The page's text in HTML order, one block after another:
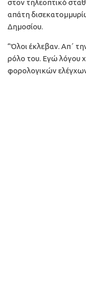
στον τηλεοπτικό
απάτη
Δημοσίου.
“Όλοι έκλεβαν. Απ΄
ρόλο του. Εγώ λόγου
φορολογικών